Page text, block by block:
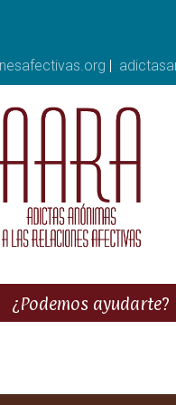
|
¿Podemos ayudarte?